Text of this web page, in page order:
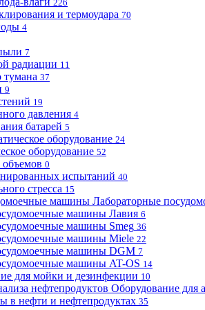
226
и термоудара 70
4
7
радиации 11
тумана 37
9
19
давления 4
батарей 5
оборудование 24
оборудование 52
0
испытаний 40
стресса 15
Лабораторные
машины Лавия 6
машины Smeg 36
машины Miele 22
машины DGM 7
машины AT-OS 14
для мойки и дезинфекции 10
Оборудование для
в нефти и нефтепродуктах 35